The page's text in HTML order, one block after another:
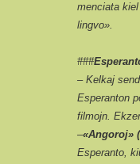
menciata
lingvo».
###
– Kelkaj
Esperanton
filmojn.
–«Angoroj»
Esperanto,